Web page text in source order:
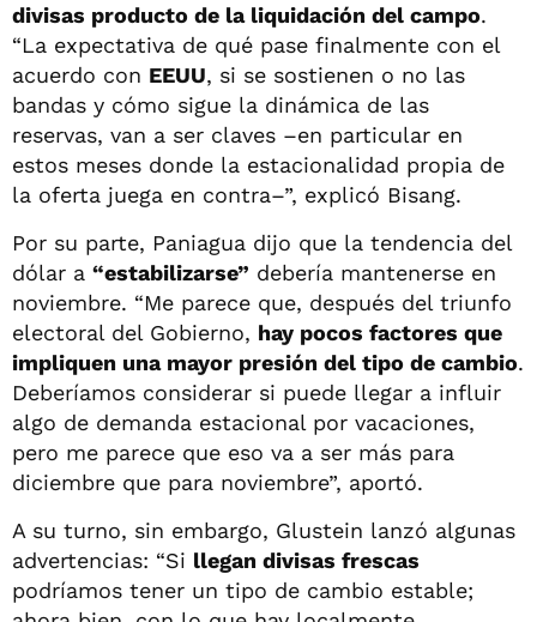
divisas producto de la liquidación del campo.
“La expectativa de qué pase finalmente con el
acuerdo con EEUU, si se sostienen o no las
bandas y cómo sigue la dinámica de las
reservas, van a ser claves –en particular en
estos meses donde la estacionalidad propia de
la oferta juega en contra–”, explicó Bisang.
Por su parte, Paniagua dijo que la tendencia del
dólar a “estabilizarse” debería mantenerse en
noviembre. “Me parece que, después del triunfo
electoral del Gobierno, hay pocos factores que
impliquen una mayor presión del tipo de cambio.
Deberíamos considerar si puede llegar a influir
algo de demanda estacional por vacaciones,
pero me parece que eso va a ser más para
diciembre que para noviembre”, aportó.
A su turno, sin embargo, Glustein lanzó algunas
advertencias: “Si llegan divisas frescas
podríamos tener un tipo de cambio estable;